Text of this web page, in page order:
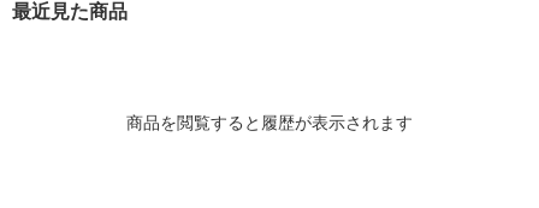
最近見た商品
商品を閲覧すると履歴が表示されます